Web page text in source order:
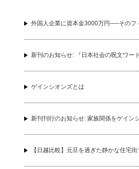
について…
外国人企業に資本金3000万円──その
新刊のお知らせ: 『日本社会の呪文ワー
ゲインシオンズとは
新刊刊行のお知らせ: 家族関係をゲイン
【日越比較】元旦を過ぎた静かな住宅街